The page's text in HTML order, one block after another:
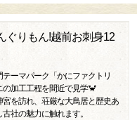
ぐりもん!越前お刺身12
テーマパーク「かにファクトリ
の加工工程を間近で見学🦀
宮を訪れ、荘厳な大鳥居と歴史あ
社の魅力に触れます。